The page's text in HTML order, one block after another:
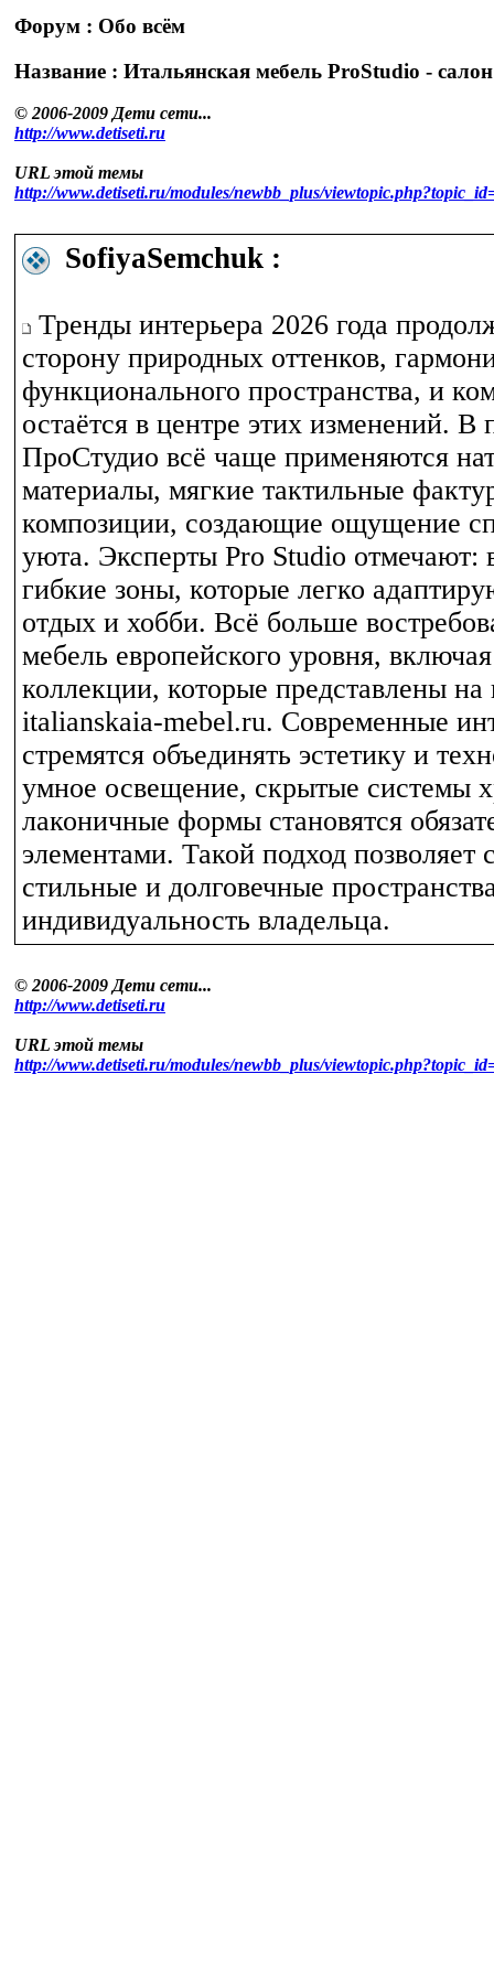
Форум : Обо всём
Название : Итальянская мебель ProStudio -
© 2006-2009 Дети сети...
http://www.detiseti.ru
URL этой темы
http://www.detiseti.ru/modules/newbb_plus/
SofiyaSemchuk :
Тренды интерьера 2026 года
сторону природных оттенков,
функционального пространства, и
остаётся в центре этих изменений. В
ПроСтудио всё чаще применяются
материалы, мягкие тактильные
композиции, создающие ощущение
уюта. Эксперты Pro Studio отмечают:
гибкие зоны, которые легко
отдых и хобби. Всё больше
мебель европейского уровня,
коллекции, которые представлены
italianskaia-mebel.ru. Современные
стремятся объединять эстетику и
умное освещение, скрытые системы
лаконичные формы становятся
элементами. Такой подход позволяет
стильные и долговечные
индивидуальность владельца.
© 2006-2009 Дети сети...
http://www.detiseti.ru
URL этой темы
http://www.detiseti.ru/modules/newbb_plus/